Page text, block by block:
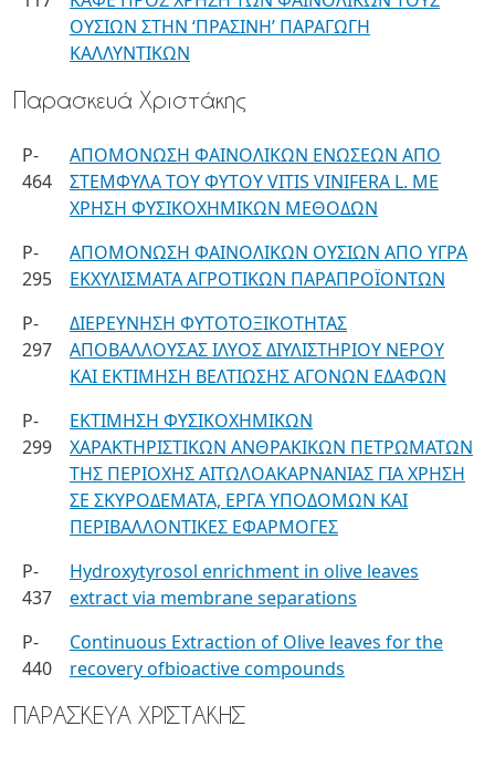
ΟΥΣΙΩΝ ΣΤΗN ‘ΠΡΑΣΙΝΗ’ ΠΑΡΑΓΩΓΗ
ΚΑΛΛΥΝΤΙΚΩΝ
Παρασκευά Χριστάκης
P-
464
ΑΠΟΜΟΝΩΣΗ ΦΑΙΝΟΛΙΚΩΝ ΕNΩΣΕΩΝ ΑΠΟ
ΣΤΕΜΦΥΛΑ ΤΟΥ ΦΥΤΟΥ VITIS VINIFERA L. ΜΕ
ΧΡΗΣΗ ΦΥΣΙΚΟΧΗΜΙΚΩΝ ΜΕΘΟΔΩΝ
P-
295
ΑΠΟΜΟΝΩΣΗ ΦΑΙΝΟΛΙΚΩΝ ΟΥΣΙΩΝ ΑΠΟ ΥΓΡΑ
ΕΚΧΥΛΙΣΜΑΤΑ ΑΓΡΟΤΙΚΩΝ ΠΑΡΑΠΡΟΪΟΝΤΩΝ
P-
297
ΔΙΕΡΕΥΝΗΣΗ ΦΥΤΟΤΟΞΙΚΟΤΗΤΑΣ
ΑΠΟΒΑΛΛΟΥΣΑΣ ΙΛΥΟΣ ΔΙΥΛΙΣΤΗΡΙΟΥ ΝΕΡΟΥ
ΚΑΙ ΕΚΤΙΜΗΣΗ ΒΕΛΤΙΩΣΗΣ ΑΓΟΝΩΝ ΕΔΑΦΩΝ
P-
299
ΕΚΤΙΜΗΣΗ ΦΥΣΙΚΟΧΗΜΙΚΩΝ
ΧΑΡΑΚΤΗΡΙΣΤΙΚΩΝ ΑΝΘΡΑΚΙΚΩΝ ΠΕΤΡΩΜΑΤΩΝ
ΤΗΣ ΠΕΡΙΟΧΗΣ ΑΙΤΩΛΟΑΚΑΡΝΑΝΙΑΣ ΓΙΑ ΧΡΗΣΗ
ΣΕ ΣΚΥΡΟΔΕΜΑΤΑ, ΕΡΓΑ ΥΠΟΔΟΜΩΝ ΚΑΙ
ΠΕΡΙΒΑΛΛΟΝΤΙΚΕΣ ΕΦΑΡΜΟΓΕΣ
P-
437
Hydroxytyrosol enrichment in olive leaves
extract via membrane separations
P-
440
Continuous Extraction of Olive leaves for the
recovery ofbioactive compounds
ΠΑΡΑΣΚΕΥΑ ΧΡΙΣΤΑΚΗΣ